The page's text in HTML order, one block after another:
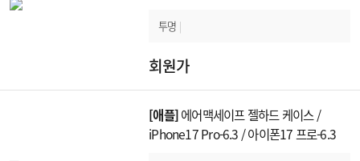
투명 |
회원가
[애플]에어맥세이프 젤하드 케이스 /
iPhone17 Pro-6.3 / 아이폰17 프로-6.3